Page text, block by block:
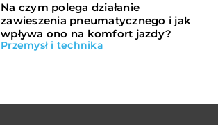
Na czym polega działanie
zawieszenia pneumatycznego i jak
wpływa ono na komfort jazdy?
Przemysł i technika